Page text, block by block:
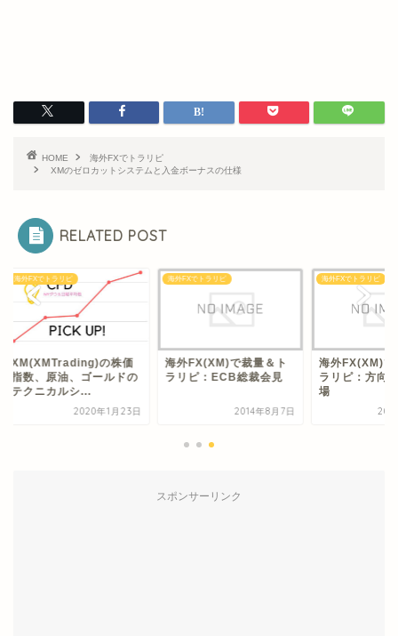
HOME
海外FXでトラリピ
XMのゼロカットシステムと入金ボーナスの仕様
RELATED POST
でトラリピ
の株価
、原油、ゴールドの
ニカルシ...
2020年1月23日
海外FXでトラリピ
海外FX(XM)で裁量＆ト
ラリピ：ECB総裁会見
2014年8月7日
海外FXでトラリピ
海外FX(XM)で裁量
ラリピ：方向感がな
2014年10
スポンサーリンク